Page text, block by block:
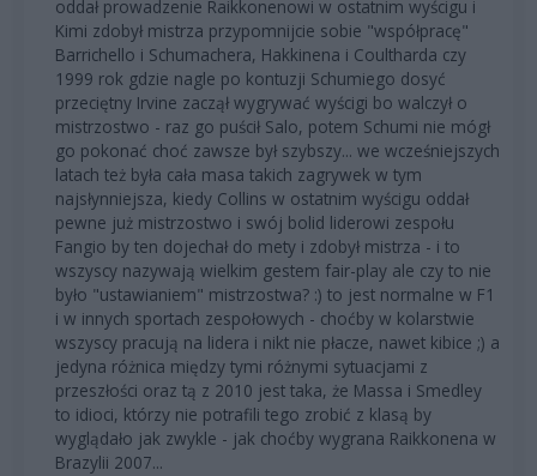
oddał prowadzenie Raikkonenowi w ostatnim wyścigu i
Kimi zdobył mistrza przypomnijcie sobie "współpracę"
Barrichello i Schumachera, Hakkinena i Coultharda czy
1999 rok gdzie nagle po kontuzji Schumiego dosyć
przeciętny Irvine zaczął wygrywać wyścigi bo walczył o
mistrzostwo - raz go puścił Salo, potem Schumi nie mógł
go pokonać choć zawsze był szybszy... we wcześniejszych
latach też była cała masa takich zagrywek w tym
najsłynniejsza, kiedy Collins w ostatnim wyścigu oddał
pewne już mistrzostwo i swój bolid liderowi zespołu
Fangio by ten dojechał do mety i zdobył mistrza - i to
wszyscy nazywają wielkim gestem fair-play ale czy to nie
było "ustawianiem" mistrzostwa? :) to jest normalne w F1
i w innych sportach zespołowych - choćby w kolarstwie
wszyscy pracują na lidera i nikt nie płacze, nawet kibice ;) a
jedyna różnica między tymi różnymi sytuacjami z
przeszłości oraz tą z 2010 jest taka, że Massa i Smedley
to idioci, którzy nie potrafili tego zrobić z klasą by
wyglądało jak zwykle - jak choćby wygrana Raikkonena w
Brazylii 2007...